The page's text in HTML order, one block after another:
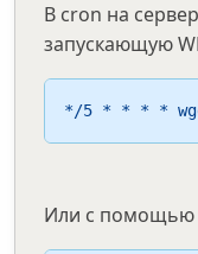
В cron на
запускающую
*/5 * * * *
Или с помощью